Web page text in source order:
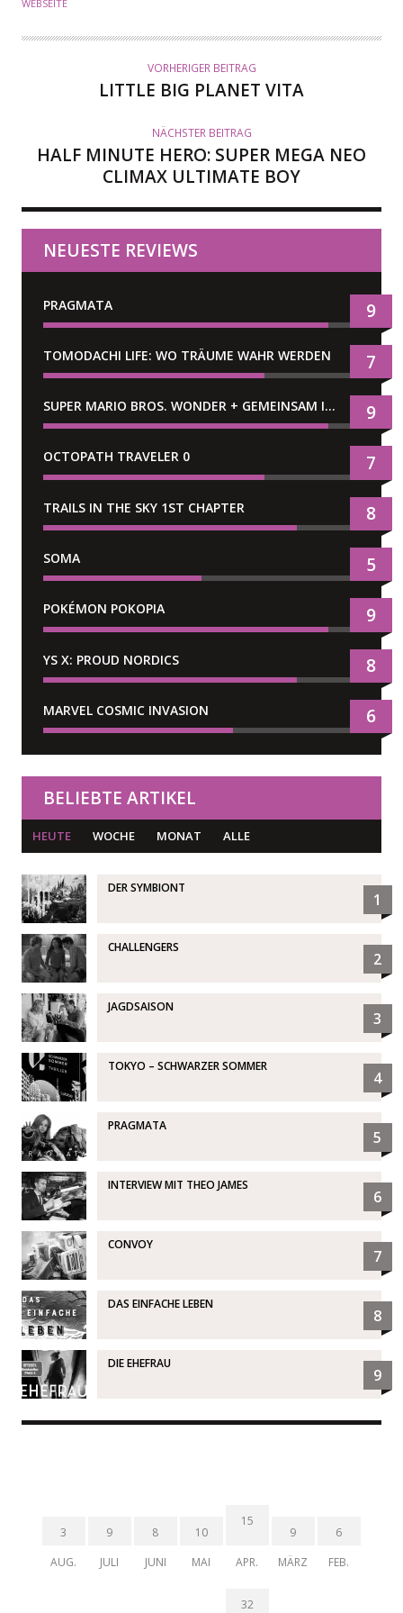
WEBSEITE
VORHERIGER BEITRAG
LITTLE BIG PLANET VITA
NÄCHSTER BEITRAG
HALF MINUTE HERO: SUPER MEGA NEO
CLIMAX ULTIMATE BOY
NEUESTE REVIEWS
PRAGMATA 9
TOMODACHI LIFE: WO TRÄUME WAHR WERDEN 7
SUPER MARIO BROS. WONDER + GEMEINSAM IM BELLABEL-PARK 9
OCTOPATH TRAVELER 0 7
TRAILS IN THE SKY 1ST CHAPTER 8
SOMA 5
POKÉMON POKOPIA 9
YS X: PROUD NORDICS 8
MARVEL COSMIC INVASION 6
BELIEBTE ARTIKEL
HEUTE WOCHE MONAT ALLE
DER SYMBIONT
1
CHALLENGERS
2
JAGDSAISON
3
TOKYO – SCHWARZER SOMMER
4
PRAGMATA
5
INTERVIEW MIT THEO JAMES
6
CONVOY
7
DAS EINFACHE LEBEN
8
DIE EHEFRAU
9
3
AUG.
9
JULI
8
JUNI
10
MAI
15
APR.
9
MÄRZ
6
FEB.
32